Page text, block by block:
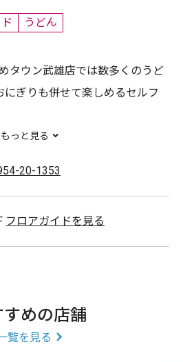
うどん
タウン武雄店では数多くのうど
にぎりも併せて楽しめるセルフ
っかけうどんは年中大好評で
もっと見る
20-1353
フロアガイドを見る
すめの店舗
覧を見る